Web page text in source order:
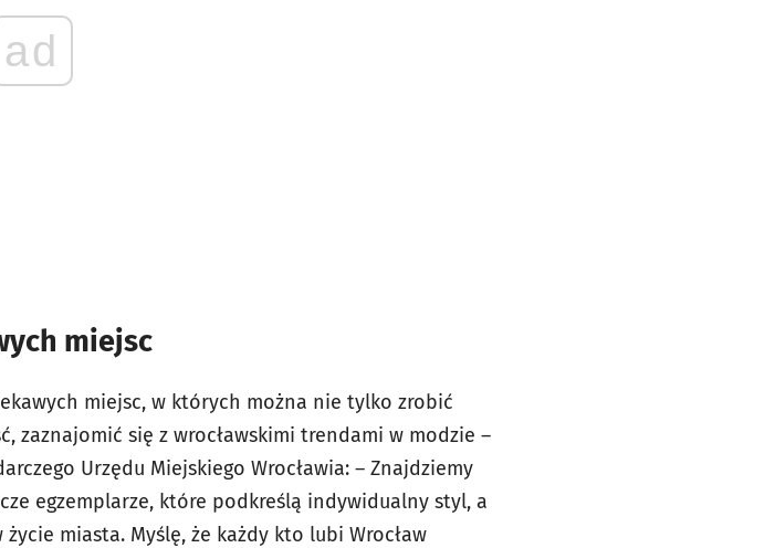
ad
miejsc
miejsc, w których można nie tylko zrobić
zaznajomić się z wrocławskimi trendami w modzie –
Urzędu Miejskiego Wrocławia: – Znajdziemy
egzemplarze, które podkreślą indywidualny styl, a
miasta. Myślę, że każdy kto lubi Wrocław